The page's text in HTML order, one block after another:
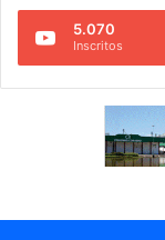
5.070
Inscritos